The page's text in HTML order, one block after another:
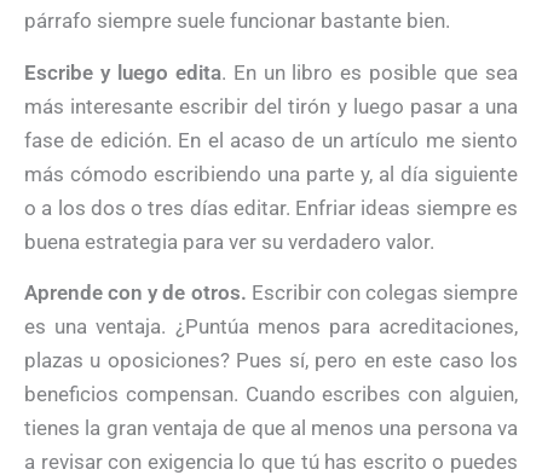
párrafo siempre suele funcionar bastante bien.
Escribe y luego edita. En un libro es posible que sea
más interesante escribir del tirón y luego pasar a una
fase de edición. En el acaso de un artículo me siento
más cómodo escribiendo una parte y, al día siguiente
o a los dos o tres días editar. Enfriar ideas siempre es
buena estrategia para ver su verdadero valor.
Aprende con y de otros. Escribir con colegas siempre
es una ventaja. ¿Puntúa menos para acreditaciones,
plazas u oposiciones? Pues sí, pero en este caso los
beneficios compensan. Cuando escribes con alguien,
tienes la gran ventaja de que al menos una persona va
a revisar con exigencia lo que tú has escrito o puedes